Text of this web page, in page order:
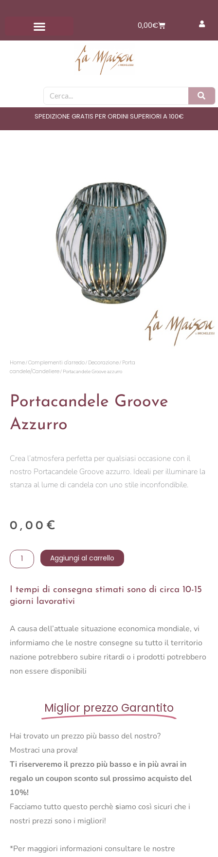
contenuto
0,00€Carrello
Cerca
SPEDIZIONE GRATIS PER ORDINI SUPERIORI A 100€
Home/Complementi d'arredo/ Decorazione/ Porta
candele/Candeliere/ Portacandele Groove azzurro
Portacandele Groove
Azzurro
Crea l’atmosfera perfetta per qualsiasi occasione con il
nostro Portacandele Groove azzurro. Ideali per illuminare la
stanza al lume di candela con uno stile inconfondibile.
0,00 €
Portacandele
Groove
quantità
Aggiungi al carrello
I tempi di consegna stimati sono di circa 10-15
giorni lavorativi
A causa dell’attuale situazione economica mondiale, vi
informiamo che le nostre consegne su tutto il territorio
nazione potrebbero subire ritardi o i prodotti potrebbero
non essere disponibili
Miglior prezzo Garantito
Hai trovato un prezzo più basso del nostro?
Mostraci una prova!
Ti riserveremo il prezzo più basso e in più avrai in
regalo un coupon sconto sul prossimo acquisto del
10%!
Facciamo tutto questo perchè siamo così sicuri che i
nostri prezzi sono i migliori!
*Per maggiori informazioni consultare le nostre